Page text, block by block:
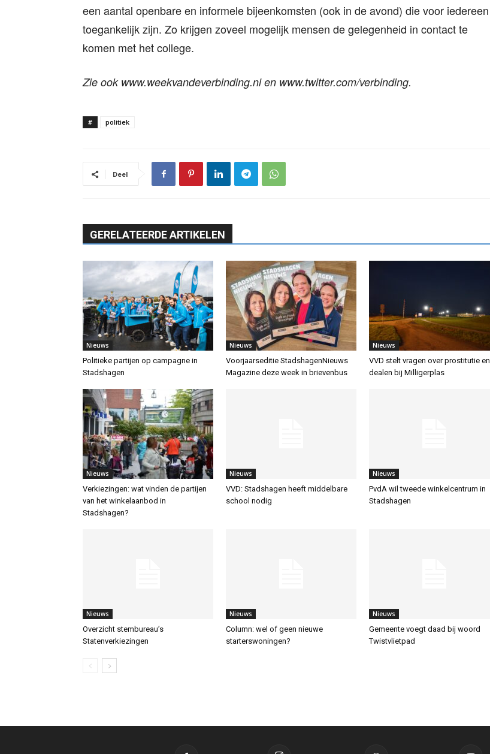
een aantal openbare en informele bijeenkomsten (ook in de avond) die voor iedereen
toegankelijk zijn. Zo krijgen zoveel mogelijk mensen de gelegenheid in contact te
komen met het college.
Zie ook www.weekvandeverbinding.nl en www.twitter.com/verbinding.
# politiek
Deel
GERELATEERDE ARTIKELEN
Nieuws
Politieke partijen op campagne in
Stadshagen
Nieuws
Voorjaarseditie StadshagenNieuws
Magazine deze week in brievenbus
Nieuws
VVD stelt vragen over prostitutie en
dealen bij Milligerplas
Nieuws
Verkiezingen: wat vinden de partijen
van het winkelaanbod in
Stadshagen?
Nieuws
VVD: Stadshagen heeft middelbare
school nodig
Nieuws
PvdA wil tweede winkelcentrum in
Stadshagen
Nieuws
Overzicht stembureau’s
Statenverkiezingen
Nieuws
Column: wel of geen nieuwe
starterswoningen?
Nieuws
Gemeente voegt daad bij woord
Twistvlietpad